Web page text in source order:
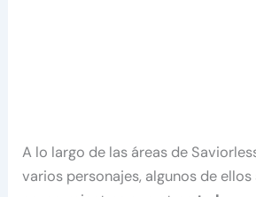
A lo largo de las áreas de
varios personajes, algunos de ellos